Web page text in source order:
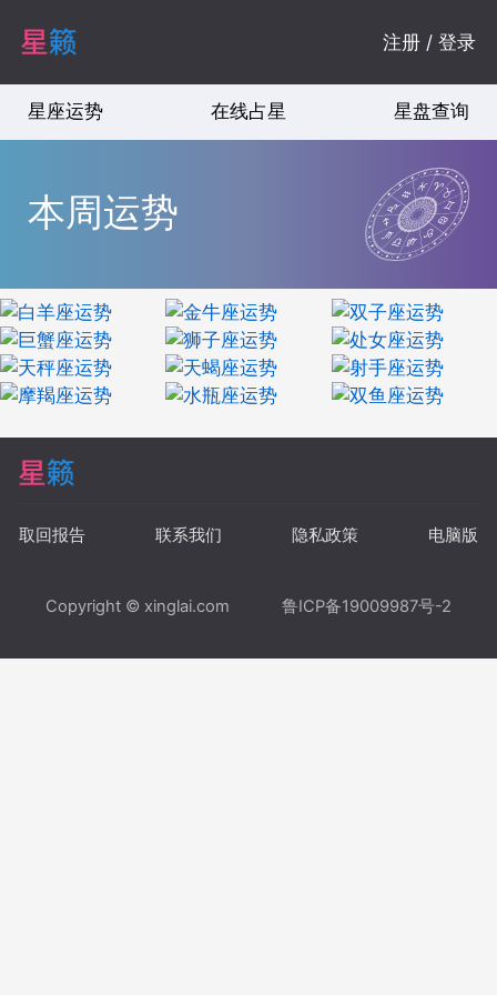
注册 / 登录
星座运势 在线占星 星盘查询
本周运势
取回报告 联系我们 隐私政策 电脑版
Copyright © xinglai.com 鲁ICP备19009987号-2